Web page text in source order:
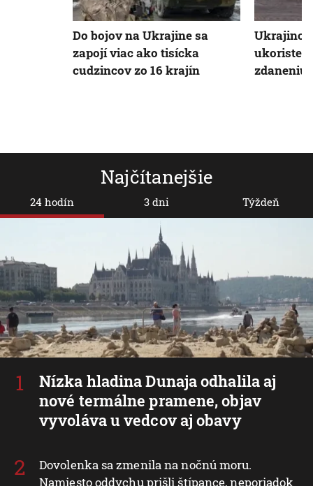
Najčítanejšie
24 hodín
Nízka hladina Dunaja odhalila aj
nové termálne pramene, objav
vyvoláva u vedcov aj obavy
Dovolenka sa zmenila na nočnú moru.
Namiesto oddychu prišli štípance, neporiadok
3 dni Týždeň
Do bojov na Ukrajine sa
zapojí viac ako tisícka
cudzincov zo 16 krajín
Ukrajinci
zdaneniu